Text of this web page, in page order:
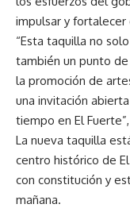
impulsar y
“Esta taquilla no
también un punto
la promoción de
una invitación
tiempo en El
La nueva taquilla
centro histórico de
con constitución y
mañana.